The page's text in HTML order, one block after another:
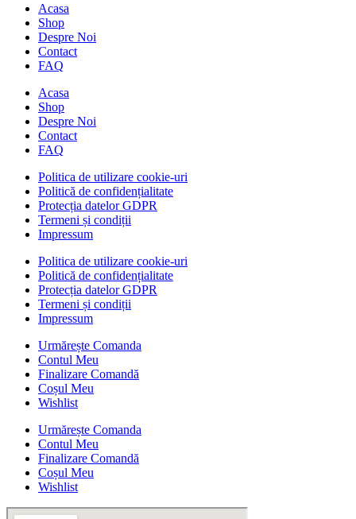
Acasa
Shop
Despre Noi
Contact
FAQ
Acasa
Shop
Despre Noi
Contact
FAQ
Politica de utilizare cookie-uri
Politică de confidențialitate
Protecția datelor GDPR
Termeni și condiții
Impressum
Politica de utilizare cookie-uri
Politică de confidențialitate
Protecția datelor GDPR
Termeni și condiții
Impressum
Urmărește Comanda
Contul Meu
Finalizare Comandă
Coșul Meu
Wishlist
Urmărește Comanda
Contul Meu
Finalizare Comandă
Coșul Meu
Wishlist